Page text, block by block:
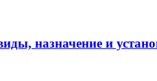
назначение и